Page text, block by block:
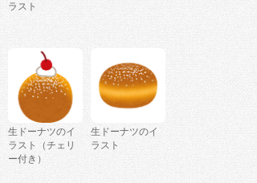
ラスト
生ドーナツのイ
ラスト（チェリ
ー付き）
生ドーナツのイ
ラスト